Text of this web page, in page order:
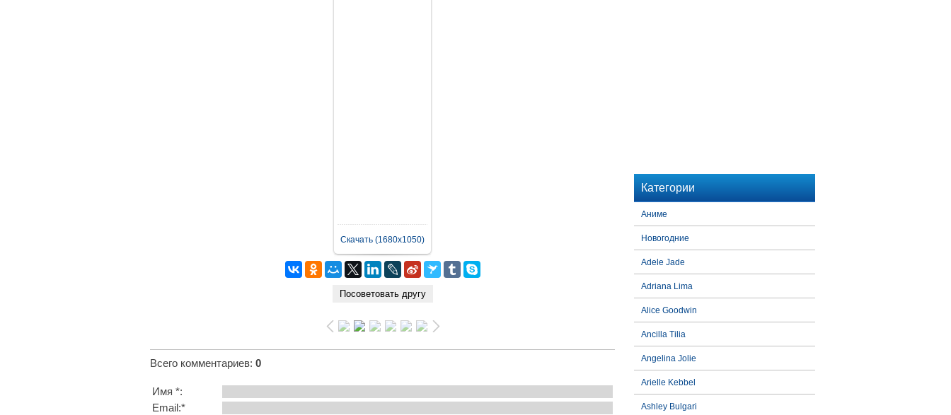
Скачать (1680x1050)
Всего комментариев: 0
Имя *:
Email:*
Категории
Аниме
Новогодние
Adele Jade
Adriana Lima
Alice Goodwin
Ancilla Tilia
Angelina Jolie
Arielle Kebbel
Ashley Bulgari